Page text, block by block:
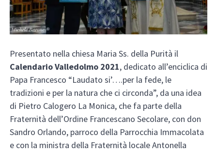
Presentato nella chiesa Maria Ss. della Purità il
Calendario Valledolmo 2021, dedicato all’enciclica di
Papa Francesco “Laudato si’….per la fede, le
tradizioni e per la natura che ci circonda”, da una idea
di Pietro Calogero La Monica, che fa parte della
Fraternità dell’Ordine Francescano Secolare, con don
Sandro Orlando, parroco della Parrocchia Immacolata
e con la ministra della Fraternità locale Antonella